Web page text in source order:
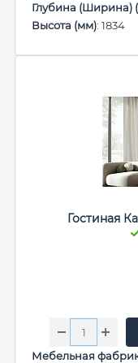
Глубина (Ширина)
Высота (мм): 1834
Гостиная
Мебельная